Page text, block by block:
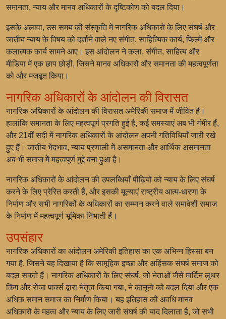
समानता, न्याय और मानव अधिकारों के दृष्टिकोण को बदल दिया।
इसके अलावा, उस समय की संस्कृति में नागरिक अधिकारों के लिए संघर्ष और
जातीय न्याय के विषय को दर्शाने वाले नए संगीत, साहित्यिक कार्य, फिल्में और
कलात्मक कार्य सामने आए। इस आंदोलन ने कला, संगीत, साहित्य और
मीडिया में एक छाप छोड़ी, जिसने मानव अधिकारों और समानता की महत्वपूर्णता
को और मजबूत किया।
नागरिक अधिकारों के आंदोलन की विरासत
नागरिक अधिकारों के आंदोलन की विरासत अमेरिकी समाज में जीवित है।
हालांकि समानता के लिए महत्वपूर्ण प्रगति हुई है, कई समस्याएं अब भी गंभीर हैं,
और 21वीं सदी में नागरिक अधिकारों के आंदोलन अपनी गतिविधियाँ जारी रखे
हुए हैं। जातीय भेदभाव, न्याय प्रणाली में असमानता और आर्थिक असमानता
अब भी समाज में महत्वपूर्ण मुद्दे बना हुआ है।
नागरिक अधिकारों के आंदोलन की उपलब्धियाँ पीढ़ियों को न्याय के लिए संघर्ष
करने के लिए प्रेरित करती हैं, और इसकी मूल्याएं राष्ट्रीय आत्म-धारणा के
निर्माण और सभी नागरिकों के अधिकारों का सम्मान करने वाले समावेशी समाज
के निर्माण में महत्वपूर्ण भूमिका निभाती हैं।
उपसंहार
नागरिक अधिकारों का आंदोलन अमेरिकी इतिहास का एक अभिन्न हिस्सा बन
गया है, जिसने यह दिखाया है कि सामूहिक इच्छा और अहिंसक संघर्ष समाज को
बदल सकते हैं। नागरिक अधिकारों के लिए संघर्ष, जो नेताओं जैसे मार्टिन लूथर
किंग और रोजा पार्क्स द्वारा नेतृत्व किया गया, ने कानूनों को बदल दिया और एक
अधिक समान समाज का निर्माण किया। यह इतिहास की अवधि मानव
अधिकारों के महत्व और न्याय के लिए जारी संघर्ष की याद दिलाता है, जो सभी